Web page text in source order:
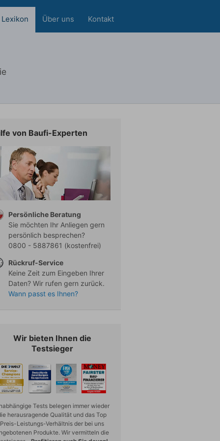
Lexikon Über uns Kontakt
von Baufi-Experten
Persönliche Beratung
Sie möchten Ihr Anliegen gern
persönlich besprechen?
0800 - 5887861 (kostenfrei)
Rückruf-Service
Keine Zeit zum Eingeben Ihrer
Daten? Wir rufen gern zurück.
Wann passt es Ihnen?
Wir bieten Ihnen die
Testsieger
Tests belegen immer wieder
herausragende Qualität und das Top
Preis-Leistungs-Verhältnis der bei uns
Produkte. Wir vermitteln die